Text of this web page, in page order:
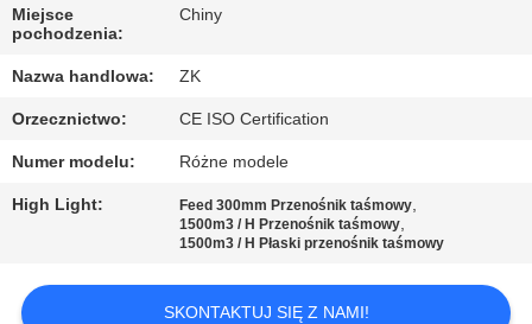
PO
FABRYCE
KONTROLA
JAKOŚCI
SKONTAKTUJ
SIĘ
Miejsce
pochodzenia:
Chiny
Nazwa handlowa: ZK
Orzecznictwo: CE ISO Certification
Numer modelu: Różne modele
High Light: Feed 300mm Przenośnik taśmowy,
1500m3 / H Przenośnik taśmowy,
1500m3 / H Płaski przenośnik taśmowy
SKONTAKTUJ SIĘ Z NAMI!